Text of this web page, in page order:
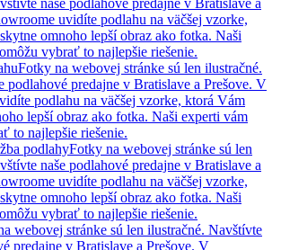
naše podlahové predajne v Bratislave a
uvidíte podlahu na väčšej vzorke,
omnoho lepší obraz ako fotka. Naši
vybrať to najlepšie riešenie.
Fotky na webovej stránke sú len ilustračné.
podlahové predajne v Bratislave a Prešove. V
podlahu na väčšej vzorke, ktorá Vám
lepší obraz ako fotka. Naši experti vám
to najlepšie riešenie.
podlahyFotky na webovej stránke sú len
naše podlahové predajne v Bratislave a
uvidíte podlahu na väčšej vzorke,
omnoho lepší obraz ako fotka. Naši
vybrať to najlepšie riešenie.
webovej stránke sú len ilustračné. Navštívte
predajne v Bratislave a Prešove. V